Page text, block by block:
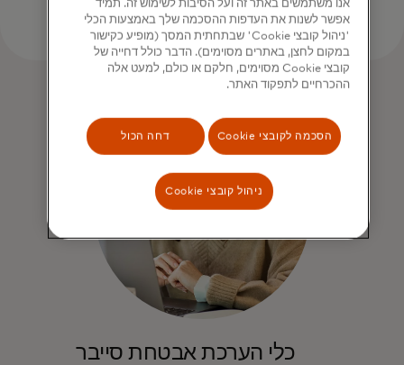
כלי הערכת אבטחת סייבר
אנו משתמשים באתר זה ועל הסיבות לשימוש זה. תמיד
אפשר לשנות את העדפות ההסכמה שלך באמצעות הכלי
'ניהול קובצי Cookie' שבתחתית המסך (מופיע כקישור
במקום לחצן, באתרים מסוימים). הדבר כולל דחייה של
קובצי Cookie מסוימים, חלקם או כולם, למעט אלה
ההכרחיים לתפקוד האתר.
הסכמה לקובצי Cookie דחה הכול
ניהול קובצי Cookie